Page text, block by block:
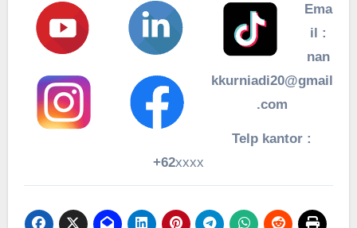
Ema
il :
nan
kkurniadi20@gmail
.com
Telp kantor :
+62xxxx